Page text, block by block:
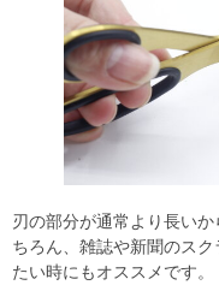
刃の部分が通常より長い
ちろん、雑誌や新聞のス
たい時にもオススメです。